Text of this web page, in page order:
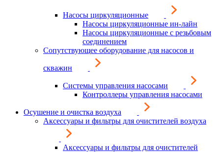
Насосы циркуляционные
Насосы циркуляционные ин-лайн
Насосы циркуляционные с резьбовым
соединением
Сопутствующее оборудование для насосов и
скважин
Системы управления насосами
Контроллеры управления насосами
Осушение и очистка воздуха
Аксессуары и фильтры для очистителей воздуха
Аксессуары и фильтры для очистителей